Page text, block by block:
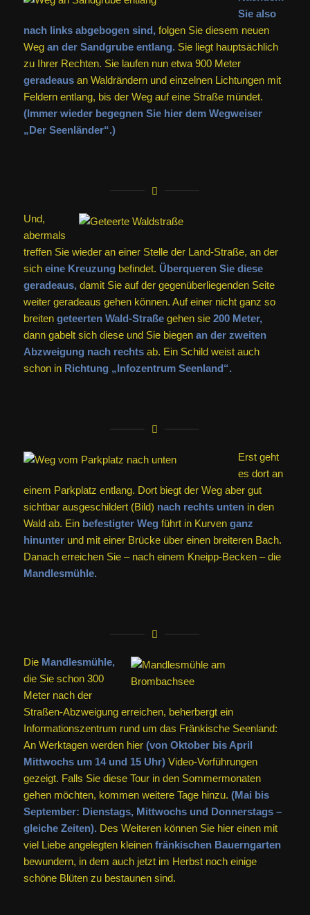
Sie also
nach links abgebogen sind,folgen Sie diesem neuen
Wegan der Sandgrube entlang. Sie liegt hauptsächlich
zu Ihrer Rechten. Sie laufen nun etwa 900 Meter
geradeausan Waldrändern und einzelnen Lichtungen mit
Feldern entlang, bis der Weg auf eine Straße mündet.
(Immer wieder begegnen Sie hier dem Wegweiser
„Der Seenländer“.)
Und,
abermals
treffen Sie wieder an einer Stelle der Land-Straße, an der
sich eine Kreuzung befindet. Überqueren Sie diese
geradeaus,damit Sie auf der gegenüberliegenden Seite
weiter geradeaus gehen können. Auf einer nicht ganz so
breiten geteerten Wald-Straßegehen sie 200 Meter,
dann gabelt sich diese und Sie biegen an der zweiten
Abzweigung nach rechtsab. Ein Schild weist auch
schon in Richtung „Infozentrum Seenland“.
Erst geht
es dort an
einem Parkplatz entlang. Dort biegt der Weg aber gut
sichtbar ausgeschildert (Bild) nach rechts untenin den
Wald ab. Ein befestigter Weg führt in Kurven ganz
hinunterund mit einer Brücke über einen breiteren Bach.
Danach erreichen Sie – nach einem Kneipp-Becken – die
Mandlesmühle.
Die Mandlesmühle,
die Sie schon 300
Meter nach der
Straßen-Abzweigung erreichen, beherbergt ein
Informationszentrum rund um das Fränkische Seenland:
An Werktagen werden hier(von Oktober bis April
Mittwochs um 14 und 15 Uhr)Video-Vorführungen
gezeigt. Falls Sie diese Tour in den Sommermonaten
gehen möchten, kommen weitere Tage hinzu. (Mai bis
September: Dienstags, Mittwochs und Donnerstags –
gleiche Zeiten). Des Weiteren können Sie hier einen mit
viel Liebe angelegten kleinen fränkischen Bauerngarten
bewundern, in dem auch jetzt im Herbst noch einige
schöne Blüten zu bestaunen sind.